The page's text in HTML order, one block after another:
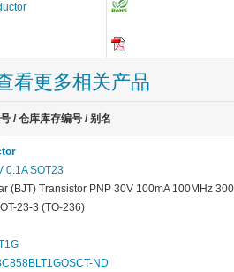
看更多相关产品
/ 仓库库存编号 / 别名
0.1A SOT23
(BJT) Transistor PNP 30V 100mA 100MHz
23-3 (TO-236)
ND